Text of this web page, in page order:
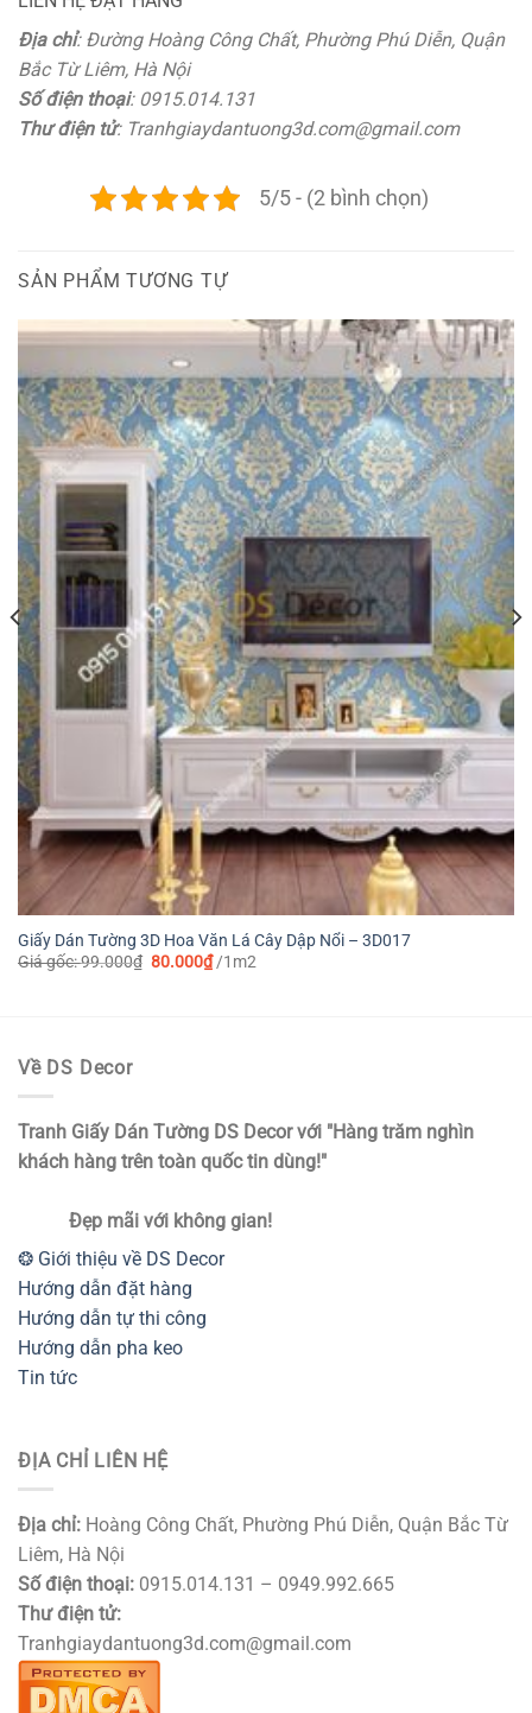
Địa chỉ: Đường Hoàng Công Chất, Phường Phú Diễn, Quận
Bắc Từ Liêm, Hà Nội
Số điện thoại: 0915.014.131
Thư điện tử: Tranhgiaydantuong3d.com@gmail.com
5/5 - (2 bình chọn)
SẢN PHẨM TƯƠNG TỰ
Giấy Dán Tường 3D Hoa Văn Lá Cây Dập Nổi – 3D017
Giá gốc:99.000₫ Giá
80.000₫Giá
hiện
/1m2
Về DS Decor
Tranh Giấy Dán Tường DS Decor với "Hàng trăm nghìn
khách hàng trên toàn quốc tin dùng!"
Đẹp mãi với không gian!
❂ Giới thiệu về DS Decor
Hướng dẫn đặt hàng
Hướng dẫn tự thi công
Hướng dẫn pha keo
Tin tức
ĐỊA CHỈ LIÊN HỆ
Địa chỉ: Hoàng Công Chất, Phường Phú Diễn, Quận Bắc Từ
Liêm, Hà Nội
Số điện thoại: 0915.014.131 – 0949.992.665
Thư điện tử:
Tranhgiaydantuong3d.com@gmail.com